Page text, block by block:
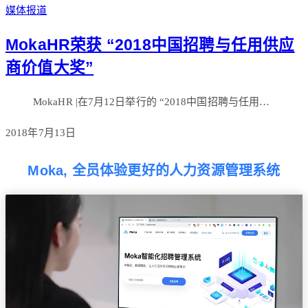
媒体报道
MokaHR荣获 “2018中国招聘与任用供应
商价值大奖”
MokaHR |在7月12日举行的 “2018中国招聘与任用…
2018年7月13日
Moka, 全员体验更好的人力资源管理系统